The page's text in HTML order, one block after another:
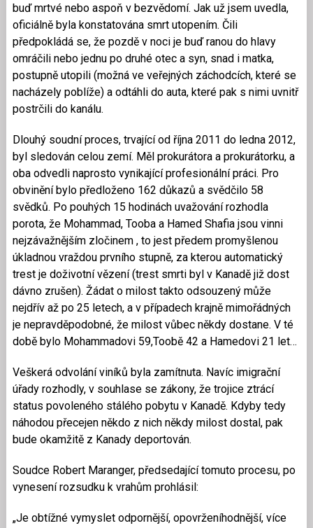
buď mrtvé nebo aspoň v bezvědomí. Jak už jsem uvedla,
oficiálně byla konstatována smrt utopením. Čili
předpokládá se, že pozdě v noci je buď ranou do hlavy
omráčili nebo jednu po druhé otec a syn, snad i matka,
postupně utopili (možná ve veřejných záchodcích, které se
nacházely poblíže) a odtáhli do auta, které pak s nimi uvnitř
postrčili do kanálu.
Dlouhý soudní proces, trvající od října 2011 do ledna 2012,
byl sledován celou zemí. Měl prokurátora a prokurátorku, a
oba odvedli naprosto vynikající profesionální práci. Pro
obvinění bylo předloženo 162 důkazů a svědčilo 58
svědků. Po pouhých 15 hodinách uvažování rozhodla
porota, že Mohammad, Tooba a Hamed Shafia jsou vinni
nejzávažnějším zločinem , to jest předem promyšlenou
úkladnou vraždou prvního stupně, za kterou automatický
trest je doživotní vězení (trest smrti byl v Kanadě již dost
dávno zrušen). Žádat o milost takto odsouzený může
nejdřív až po 25 letech, a v případech krajně mimořádných
je nepravděpodobné, že milost vůbec někdy dostane. V té
době bylo Mohammadovi 59,Toobě 42 a Hamedovi 21 let…
Veškerá odvolání viníků byla zamítnuta. Navíc imigrační
úřady rozhodly, v souhlase se zákony, že trojice ztrácí
status povoleného stálého pobytu v Kanadě. Kdyby tedy
náhodou přecejen někdo z nich někdy milost dostal, pak
bude okamžitě z Kanady deportován.
Soudce Robert Maranger, předsedající tomuto procesu, po
vynesení rozsudku k vrahům prohlásil:
„Je obtížné vymyslet odpornější, opovrženíhodnější, více